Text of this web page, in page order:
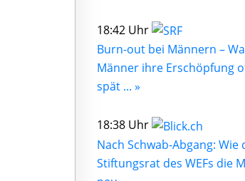
18:42 Uhr
Burn-out bei Männern –
Männer ihre Erschöpfung
spät ... »
18:38 Uhr
Nach Schwab-Abgang: Wie
Stiftungsrat des WEFs die